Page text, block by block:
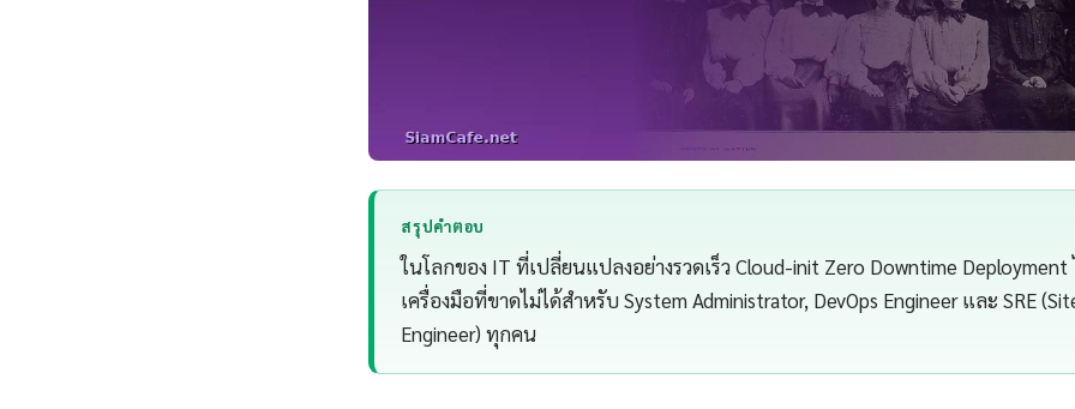
สรุปคำตอบ
ในโลกของ IT ที่เปลี่ยนแปลงอย่างรวดเร็ว Cloud-init Zero Downtime Deployment
เครื่องมือที่ขาดไม่ได้สำหรับ System Administrator, DevOps Engineer และ SRE
Engineer) ทุกคน